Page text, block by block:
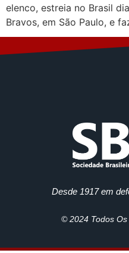
elenco, estreia no Brasil
Bravos, em São Paulo, e
Desde 1917 em
© 2024 Todos